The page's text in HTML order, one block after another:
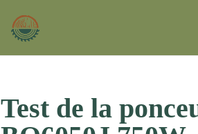
Test de la